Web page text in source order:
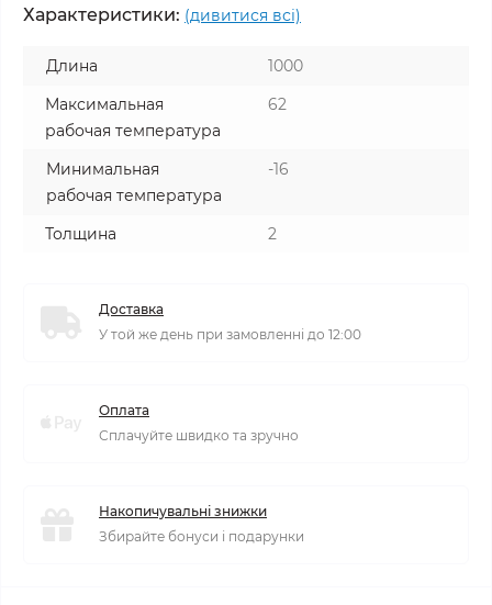
Характеристики: (дивитися всі)
Длина
1000
Максимальная
рабочая температура
62
Минимальная
рабочая температура
-16
Толщина 2
Доставка
У той же день при замовленні до 12:00
Оплата
Сплачуйте швидко та зручно
Накопичувальні знижки
Збирайте бонуси і подарунки